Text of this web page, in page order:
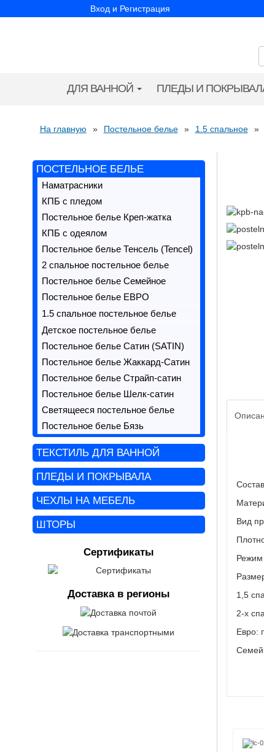
Вход и Регистрация
ДЛЯ ВАННОЙ ПЛЕДЫ И
На главную » Постельное белье » 1.5 спальное »
ПОСТЕЛЬНОЕ БЕЛЬЕ
Наматрасники
КПБ с пледом
Постельное белье Креп-жатка
КПБ с одеялом
Постельное белье Тенсель (Tencel)
2 спальное постельное белье
Постельное белье Семейное
Постельное белье ЕВРО
1.5 спальное постельное белье
Детское постельное белье
Постельное белье Сатин (SATIN)
Постельное белье Жаккард-Сатин
Постельное белье Страйп-сатин
Постельное белье Шелк-сатин
Светящееся постельное белье
Постельное белье Бязь
ТЕКСТИЛЬ ДЛЯ ВАННОЙ
ПЛЕДЫ И ПОКРЫВАЛА
ЧЕХЛЫ НА МЕБЕЛЬ
ШТОРЫ
Сертификаты
Доставка в регионы
Вид
Режим
1,5
2-х
Евро: